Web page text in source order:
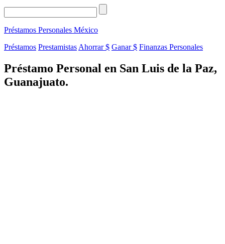
Préstamos Personales México
Préstamos Prestamistas Ahorrar $ Ganar $ Finanzas Personales
Préstamo Personal en San Luis de la Paz,
Guanajuato.